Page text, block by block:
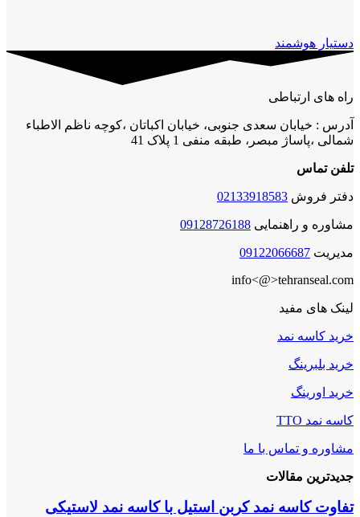
دستیار هوشمند
راه های ارتباطی
آدرس : خیابان سعدی جنوبی، خیابان اکباتان ،کوچه ناظم الاطباء
شمالی ،پاساژ مبصر، طبقه منفی 1 پلاک 41
تلفن تماس
دفتر فروش 02133918583
مشاوره و راهنمایی 09128726188
مدیریت 09122066687
info<@>tehranseal.com
لینک های مفید
خرید کاسه نمد
خرید بلبرینگ
خرید اورینگ
کاسه نمد TTO
مشاوره و تماس با ما
جدیدترین مقالات
تفاوت کاسه نمد کربن استیل با کاسه نمد لاستیکی